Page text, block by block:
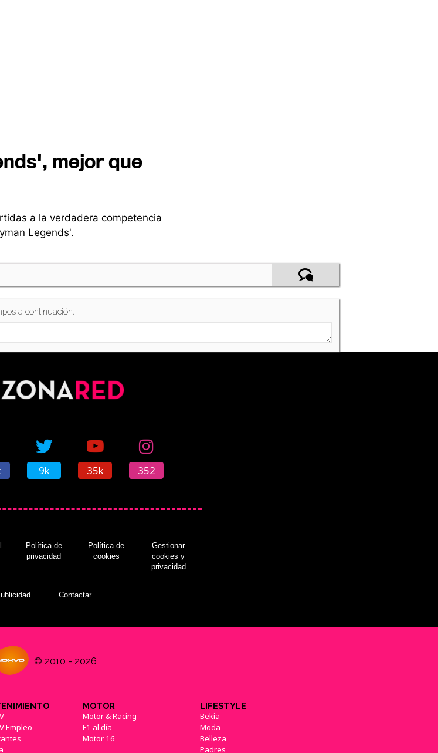
mejor que
a la verdadera competencia
Legends'.
a continuación.
9k 35k 352
Política de
privacidad
Política de
cookies
Gestionar
cookies y
privacidad
Contactar
© 2010 - 2026
Empleo
MOTOR
Motor & Racing
F1 al día
Motor 16
LIFESTYLE
Bekia
Moda
Belleza
Padres